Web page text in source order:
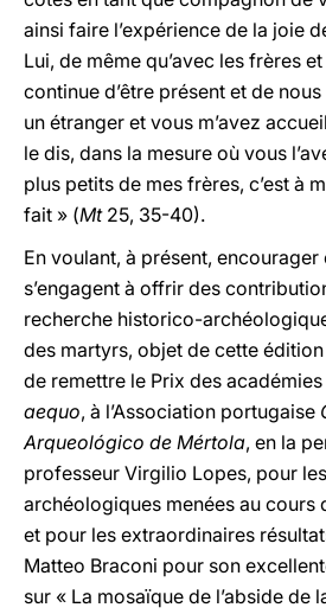
ainsi faire l’expérience de la joie
Lui, de même qu’avec les frères
continue d’être présent et de
un étranger et vous m’avez
le dis, dans la mesure où vous
plus petits de mes frères, c’est à
fait » (Mt25, 35-40).
En voulant, à présent,
s’engagent à offrir des
recherche historico-
des martyrs, objet de cette édition
de remettre le Prix des
aequo, à l’Association portugaise
Arqueológico de Mértola, en la
professeur Virgilio Lopes, pour
archéologiques menées au cours
et pour les extraordinaires
Matteo Braconi pour son
sur « La mosaïque de l’abside de